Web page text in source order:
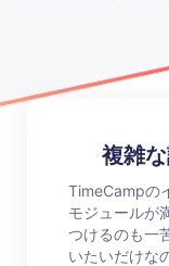
複雑
TimeCampの
モジュールが
つけるのも一
いたいだけな